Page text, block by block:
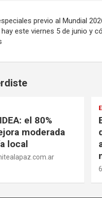
previo al Mundial
este viernes 5 de junio y
el 80%
moderada
local